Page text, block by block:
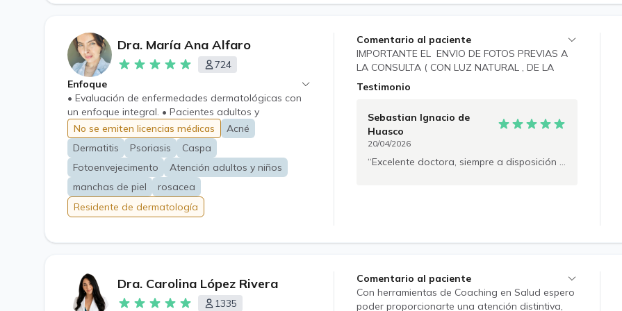
Dra. María Ana Alfaro
724
Enfoque
• Evaluación de enfermedades dermatológicas con
un enfoque integral. • Pacientes adultos y
pediátricos.
No se emiten licencias médicas
Acné
Dermatitis
Psoriasis
Caspa
Fotoenvejecimento
Atención adultos y niños
manchas de piel
rosacea
Residente de dermatología
Comentario al paciente
IMPORTANTE EL ENVIO DE FOTOS PREVIAS A
LA CONSULTA ( CON LUZ NATURAL , DE LA
MEJOR CALIDAD POSIBLE ). Mi prioridad es
ofrecerte tratamientos dermatológicos
efectivos y acompañarte en todo el proceso
para que te sientas cómodo/a y seguro/a.
Testimonio
Sebastian Ignacio de
Huasco
20/04/2026
Excelente doctora, siempre a disposición y su tratamiento acertado 100%
Dra. Carolina López Rivera
1335
Comentario al paciente
Con herramientas de Coaching en Salud espero
poder proporcionarte una atención distintiva,